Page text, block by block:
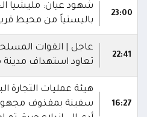
23:00
شهود عيان: مليشيا
باليستياً من محيط
22:41
عاجل | القوات
تعاود استهداف مدينة
16:27
هيئة عمليات التجارة
سفينة بمقذوف